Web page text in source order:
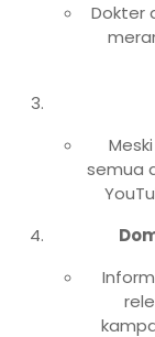
Dokter
semua